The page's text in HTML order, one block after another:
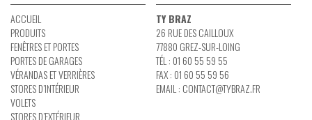
ACCUEIL
PRODUITS
FENÊTRES ET PORTES
PORTES DE GARAGES
VÉRANDAS ET VERRIÈRES
STORES D’INTÉRIEUR
VOLETS
STORES D’EXTÉRIEUR
TY BRAZ
26 RUE DES CAILLOUX
77880 GREZ-SUR-LOING
TÉL : 01 60 55 59 55
FAX : 01 60 55 59 56
EMAIL : CONTACT@TYBRAZ.FR